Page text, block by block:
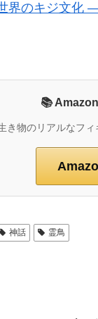
界のキジ文化
📚
き物のリアルなフ
神話 霊鳥